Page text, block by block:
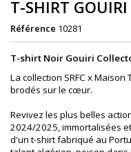
T-SHIRT GOUIRI
Référence 10281
T-shirt Noir Gouiri
La collection SRFC x
brodés sur le cœur.
Revivez les plus belles
2024/2025, immortalisées
d'un t-shirt fabriqué au